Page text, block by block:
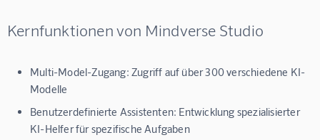
Kernfunktionen von Mindverse Studio
Multi-Model-Zugang: Zugriff auf über 300 verschiedene KI-
Modelle
Benutzerdefinierte Assistenten: Entwicklung spezialisierter
KI-Helfer für spezifische Aufgaben